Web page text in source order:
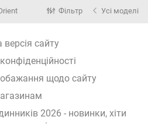
Фільтр Усі моделі
версія сайту
щодо сайту
2026 - новинки, хіти